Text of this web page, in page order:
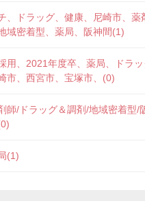
、ドラッグ、健康、尼崎市、薬
域密着型、薬局、阪神間(1)
用、2021年度卒、薬局、ドラ
市、西宮市、宝塚市、(0)
師/ドラッグ＆調剤/地域密着型/
(1)